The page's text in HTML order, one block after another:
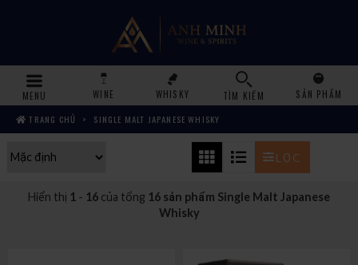
MENU WINE WHISKY TÌM KIẾM
SẢN PHẨM
TRANG CHỦ
SINGLE MALT JAPANESE WHISKY
Hiển thị 1 - 16 của tổng 16 sản phẩm Single Malt Japanese
Whisky
LỌC